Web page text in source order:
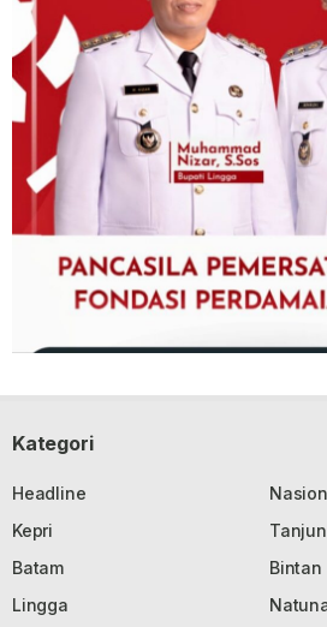
Kategori
Headline
Kepri
Batam
Bintan
Lingga